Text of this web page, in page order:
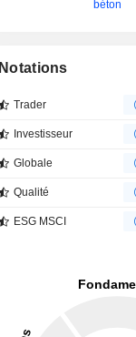
2026
béton
Notations
Trader
Investisseur
Globale
Qualité
ESG MSCI